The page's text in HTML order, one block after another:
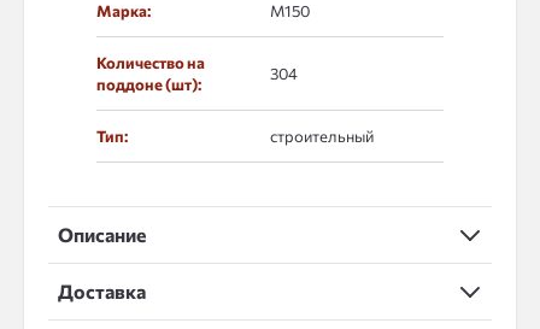
Марка: М150
Количество на
поддоне (шт):
304
Тип: строительный
Описание
Доставка